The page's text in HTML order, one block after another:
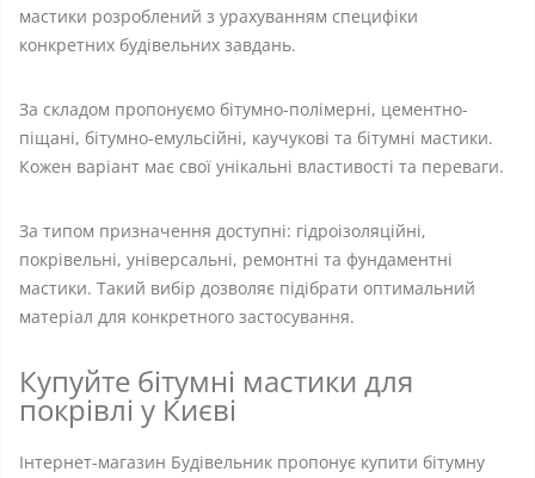
мастики розроблений з урахуванням специфіки
конкретних будівельних завдань.
За складом пропонуємо бітумно-полімерні, цементно-
піщані, бітумно-емульсійні, каучукові та бітумні мастики.
Кожен варіант має свої унікальні властивості та переваги.
За типом призначення доступні: гідроізоляційні,
покрівельні, універсальні, ремонтні та фундаментні
мастики. Такий вибір дозволяє підібрати оптимальний
матеріал для конкретного застосування.
Купуйте бітумні мастики для
покрівлі у Києві
Інтернет-магазин Будівельник пропонує купити бітумну